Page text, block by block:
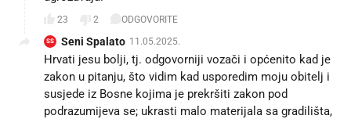
23 2 ODGOVORITE
SS Seni Spalato 11.05.2025.
Hrvati jesu bolji, tj. odgovorniji vozači i općenito kad je
zakon u pitanju, što vidim kad usporedim moju obitelj i
susjede iz Bosne kojima je prekršiti zakon pod
podrazumijeva se; ukrasti malo materijala sa gradilišta,